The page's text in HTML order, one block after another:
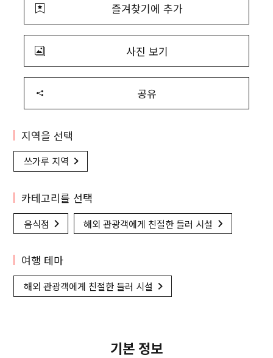
즐겨찾기에 추가
사진 보기
공유
지역을 선택
쓰가루 지역
카테고리를 선택
음식점 해외 관광객에게 친절한 들러 시설
여행 테마
해외 관광객에게 친절한 들러 시설
기본 정보